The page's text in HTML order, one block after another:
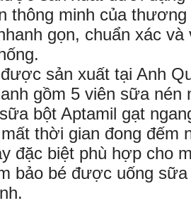
thông minh của
gọn, chuẩn xác
sản xuất tại Anh
gồm 5 viên sữa nén
bột Aptamil gạt
thời gian đong đếm
đặc biệt phù hợp cho
bảo bé được uống